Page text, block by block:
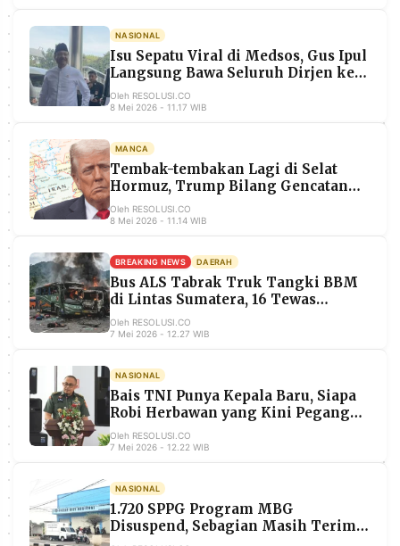
RESOLUSI
MEDIA
PRAMUDITA
©
Resolusi.co
-
2026
PT.
RESOLUSI
MEDIA
PRAMUDITA
NASIONAL
Isu Sepatu Viral di Medsos, Gus Ipul
Langsung Bawa Seluruh Dirjen ke
KPK
Oleh RESOLUSI.CO
8 Mei 2026 - 11.17 WIB
MANCA
Tembak-tembakan Lagi di Selat
Hormuz, Trump Bilang Gencatan
Senjata Masih Berlaku
Oleh RESOLUSI.CO
8 Mei 2026 - 11.14 WIB
BREAKING NEWS DAERAH
Bus ALS Tabrak Truk Tangki BBM
di Lintas Sumatera, 16 Tewas
Terbakar Termasuk Sopir dan Awak
Truk
Oleh RESOLUSI.CO
7 Mei 2026 - 12.27 WIB
NASIONAL
Bais TNI Punya Kepala Baru, Siapa
Robi Herbawan yang Kini Pegang
Kendali Intelijen Strategis TNI?
Oleh RESOLUSI.CO
7 Mei 2026 - 12.22 WIB
NASIONAL
1.720 SPPG Program MBG
Disuspend, Sebagian Masih Terima
Insentif, Istana Minta Dibuka ke